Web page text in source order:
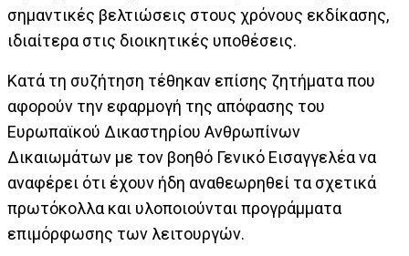
σημαντικές βελτιώσεις στους χρόνους εκδίκασης,
ιδιαίτερα στις διοικητικές υποθέσεις.
Κατά τη συζήτηση τέθηκαν επίσης ζητήματα που
αφορούν την εφαρμογή της απόφασης του
Ευρωπαϊκού Δικαστηρίου Ανθρωπίνων
Δικαιωμάτων με τον βοηθό Γενικό Εισαγγελέα να
αναφέρει ότι έχουν ήδη αναθεωρηθεί τα σχετικά
πρωτόκολλα και υλοποιούνται προγράμματα
επιμόρφωσης των λειτουργών.